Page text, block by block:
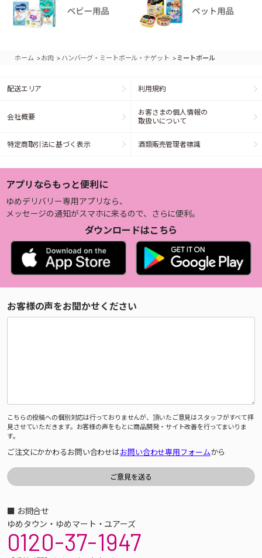
ホーム >お肉 > ハンバーグ・ミートボール・ナゲット >ミートボール
配送エリア 利用規約
会社概要
お客さまの個人情報の
取扱いについて
特定商取引法に基づく表示 酒類販売管理者標識
アプリならもっと便利に
ゆめデリバリー専用アプリなら、
メッセージの通知がスマホに来るので、さらに便利。
ダウンロードはこちら
お客様の声をお聞かせください
こちらの投稿への個別対応は行っておりませんが、頂いたご意見はスタッフがすべて拝
見させていただきます。お客様の声をもとに商品開発・サイト改善を行ってまいりま
す。
ご注文にかかわるお問い合わせはお問い合わせ専用フォームから
■ お問合せ
ゆめタウン・ゆめマート・ユアーズ
0120-37-1947